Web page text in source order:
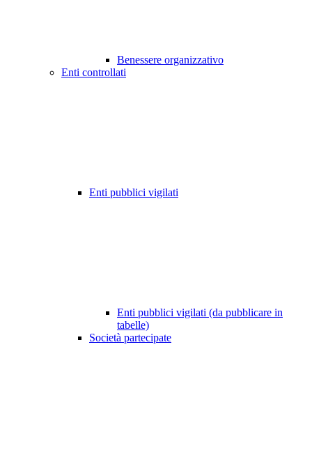
Benessere organizzativo
Enti controllati
Enti pubblici vigilati
Enti pubblici vigilati (da pubblicare in
tabelle)
Società partecipate